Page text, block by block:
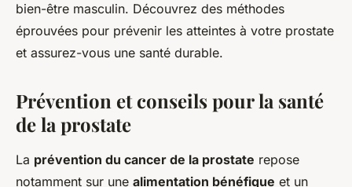
bien-être masculin. Découvrez des méthodes
éprouvées pour prévenir les atteintes à votre prostate
et assurez-vous une santé durable.
Prévention et conseils pour la santé
de la prostate
La prévention du cancer de la prostate repose
notamment sur une alimentation bénéfique et un